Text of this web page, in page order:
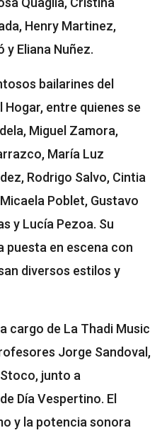
Henry Martinez,
y Eliana Nuñez.
bailarines del
Hogar, entre quienes se
Miguel Zamora,
María Luz
Rodrigo Salvo, Cintia
Poblet, Gustavo
y Lucía Pezoa. Su
puesta en escena con
diversos estilos y
cargo de La Thadi Music
Jorge Sandoval,
junto a
Día Vespertino. El
y la potencia sonora